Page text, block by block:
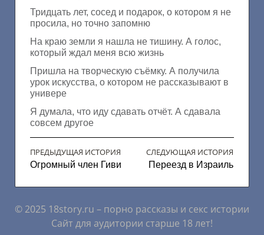
Тридцать лет, сосед и подарок, о котором я не
просила, но точно запомню
На краю земли я нашла не тишину. А голос,
который ждал меня всю жизнь
Пришла на творческую съёмку. А получила
урок искусства, о котором не рассказывают в
универе
Я думала, что иду сдавать отчёт. А сдавала
совсем другое
ПРЕДЫДУЩАЯ ИСТОРИЯ
Огромный член Гиви
СЛЕДУЮЩАЯ ИСТОРИЯ
Переезд в Израиль
© 2025 18story.ru – порно рассказы и секс истории
Сайт для аудитории старше 18 лет!